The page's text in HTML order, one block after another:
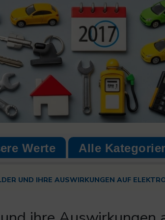
Werte Alle
UND IHRE AUSWIRKUNGEN AUF